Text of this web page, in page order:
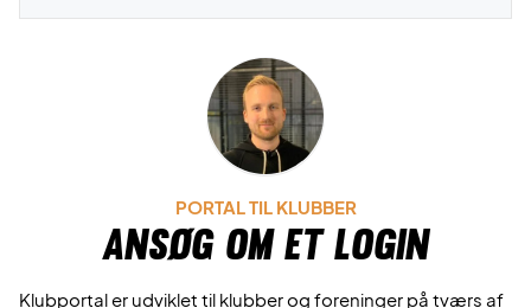
PORTAL TIL KLUBBER
Ansøg om et login
Klubportal er udviklet til klubber og foreninger på tværs af